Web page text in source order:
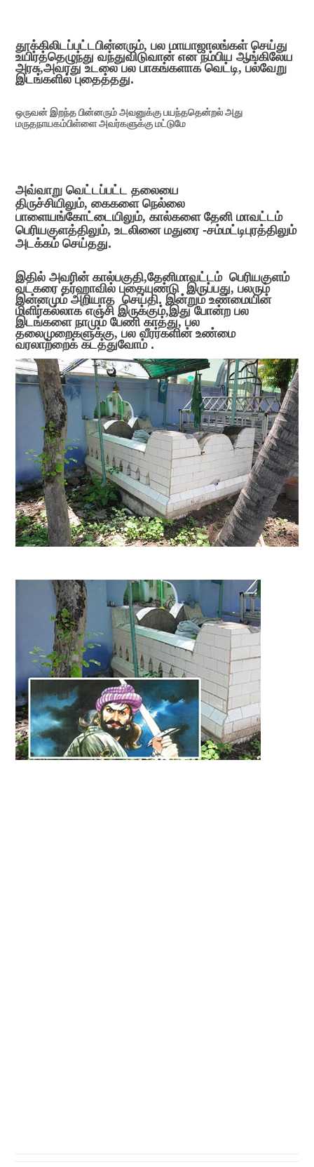
தூக்கிலிடப்பட்டபின்னரும்,பல மாயாஜாலங்கள் செய்து
உயிர்த்தெழுந்து வந்துவிடுவான் என நம்பிய ஆங்கிலேய
அரசு,அவரது உடலை பல பாகங்களாக வெட்டி,பல்வேறு
இடங்களில் புதைத்தது.
ஒருவன் இறந்த பின்னரும் அவனுக்கு பயந்ததென்றல் அது
மருதநாயகம்பிள்ளை அவர்களுக்கு மட்டுமே
அவ்வாறு வெட்டப்பட்ட தலையை
திருச்சியிலும்,கைகளை நெல்லை
பாளையங்கோட்டையிலும்,கால்களை தேனி மாவட்டம்
பெரியகுளத்திலும்,உடலினை மதுரை -சம்மட்டிபுரத்திலும்
அடக்கம் செய்தது.
இதில் அவரின் கால்பகுதி,தேனிமாவட்டம் பெரியகுளம்
வடகரை தர்ஹாவில் புதையுண்டு இருப்பது,பலரும்
இன்னமும் அறியாத செய்தி. இன்றும் உண்மையின்
மிளிர்கல்லாக எஞ்சி இருக்கும்,இது போன்ற பல
இடங்களை நாமும் பேணி காத்து,பல
தலைமுறைகளுக்கு,பல வீரர்களின் உண்மை
வரலாற்றைக் கடத்துவோம் .